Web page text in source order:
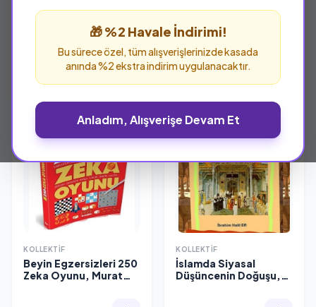
🎁 %2 Havale İndirimi!
Bu sürece özel, tüm alışverişlerinizde kasada
anında %2 ekstra indirim uygulanacaktır.
Anladım, Alışverişe Devam Et
Kollektif yayınevine ait tüm eserleri bu sayfada
inceleyebilir ve güvenle sipariş verebilirsiniz.
KOLLEKTIF
Beyin Egzersizleri 250
Zeka Oyunu, Murat
KOLLEKTIF
İslamda Siyasal
Düşüncenin Doğuşu,